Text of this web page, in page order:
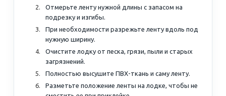
Отмерьте ленту нужной длины с запасом на
подрезку и изгибы.
При необходимости разрежьте ленту вдоль под
нужную ширину.
Очистите лодку от песка, грязи, пыли и старых
загрязнений.
Полностью высушите ПВХ-ткань и саму ленту.
Разметьте положение ленты на лодке, чтобы не